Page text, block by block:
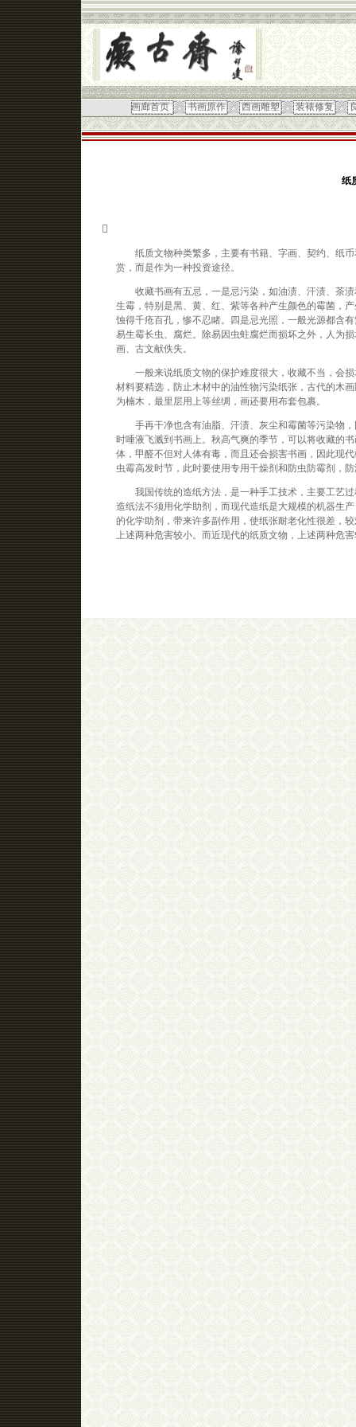
画廊首页 书画原作 西画雕塑 装裱修复
纸

纸质文物种类繁多，主要有书籍、字画、契约、纸币
赏，而是作为一种投资途径。
收藏书画有五忌，一是忌污染，如油渍、汗渍、茶渍
生霉，特别是黑、黄、红、紫等各种产生颜色的霉菌，
蚀得千疮百孔，惨不忍睹。四是忌光照，一般光源都含
易生霉长虫、腐烂。除易因虫蛀腐烂而损坏之外，人为
画、古文献佚失。
一般来说纸质文物的保护难度很大，收藏不当，会损
材料要精选，防止木材中的油性物污染纸张，古代的木
为楠木，最里层用上等丝绸，画还要用布套包裹。
手再干净也含有油脂、汗渍、灰尘和霉菌等污染物，
时唾液飞溅到书画上。秋高气爽的季节，可以将收藏的
体，甲醛不但对人体有毒，而且还会损害书画，因此现
虫霉高发时节，此时要使用专用干燥剂和防虫防霉剂，
我国传统的造纸方法，是一种手工技术，主要工
造纸法不须用化学助剂，而现代造纸是大规模的机器生
的化学助剂，带来许多副作用，使纸张耐老化性很差，
上述两种危害较小。而近现代的纸质文物，上述两种危